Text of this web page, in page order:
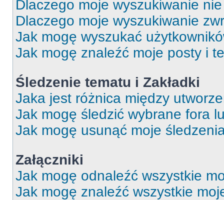
Dlaczego moje wyszukiwanie
Dlaczego moje wyszukiwanie
Jak mogę wyszukać
Jak mogę znaleźć moje posty i
Śledzenie tematu i Zakładki
Jaka jest różnica między
Jak mogę śledzić wybrane fora
Jak mogę usunąć moje
Załączniki
Jak mogę odnaleźć wszystkie
Jak mogę znaleźć wszystkie